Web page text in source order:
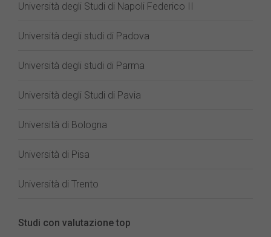
Università degli Studi di Napoli Federico II
Università degli studi di Padova
Università degli studi di Parma
Università degli Studi di Pavia
Università di Bologna
Università di Pisa
Università di Trento
Studi con valutazione top